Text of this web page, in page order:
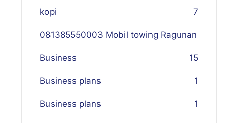
kopi 7
081385550003 Mobil towing Ragunan
5
Business 1
Business plans 1
Business plans 1